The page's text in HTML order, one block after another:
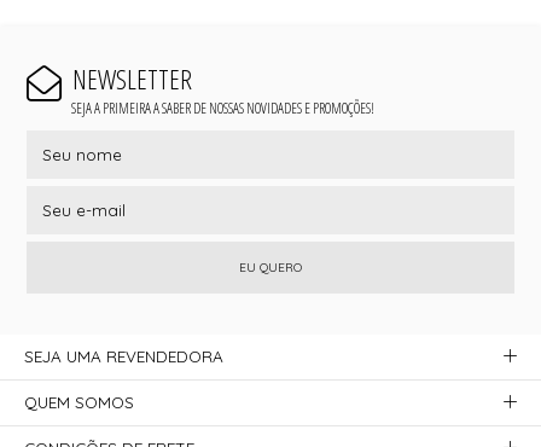
NEWSLETTER
SEJA A PRIMEIRA A SABER DE NOSSAS NOVIDADES E PROMOÇÕES!
EU QUERO
SEJA UMA REVENDEDORA
QUEM SOMOS